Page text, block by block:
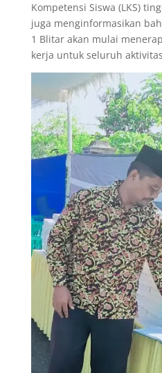
Kompetensi Siswa (LKS)
juga menginformasikan
1 Blitar akan mulai
kerja untuk seluruh